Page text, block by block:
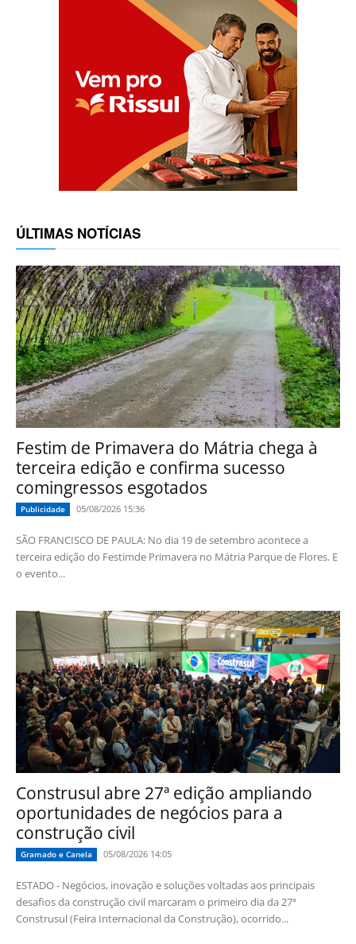
ÚLTIMAS NOTÍCIAS
Festim de Primavera do Mátria chega à
terceira edição e confirma sucesso
comingressos esgotados
Publicidade 05/08/2026 15:36
SÃO FRANCISCO DE PAULA: No dia 19 de setembro acontece a
terceira edição do Festimde Primavera no Mátria Parque de Flores. E
o evento...
Construsul abre 27ª edição ampliando
oportunidades de negócios para a
construção civil
Gramado e Canela 05/08/2026 14:05
ESTADO - Negócios, inovação e soluções voltadas aos principais
desafios da construção civil marcaram o primeiro dia da 27ª
Construsul (Feira Internacional da Construção), ocorrido...